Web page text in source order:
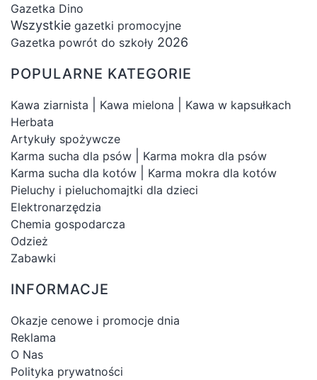
Gazetka Dino
Wszystkie gazetki promocyjne
Gazetka powrót do szkoły 2026
POPULARNE KATEGORIE
Kawa ziarnista Kawa mielona
Kawa w kapsułkach
Herbata
Artykuły spożywcze
Karma sucha dla psów
Karma mokra dla psów
Karma sucha dla kotów
Karma mokra dla kotów
Pieluchy i pieluchomajtki dla dzieci
Elektronarzędzia
Chemia gospodarcza
Odzież
Zabawki
INFORMACJE
Okazje cenowe i promocje dnia
Reklama
O Nas
Polityka prywatności